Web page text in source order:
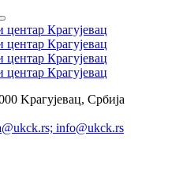
Kрагујевац, Србија
info@ukck.rs